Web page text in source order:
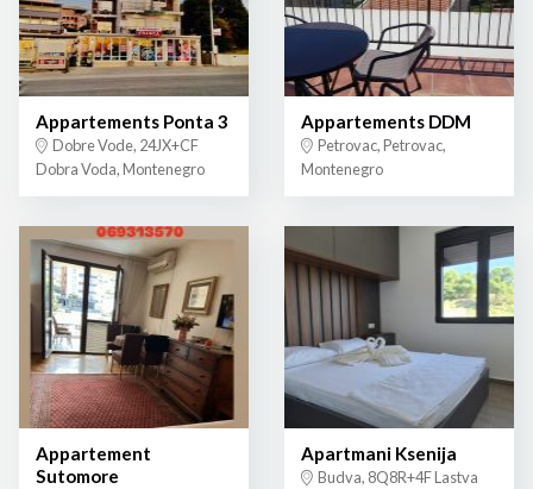
Appartements Ponta 3
Dobre Vode, 24JX+CF
Dobra Voda, Montenegro
Appartements DDM
Petrovac, Petrovac,
Montenegro
Appartement
Sutomore
Apartmani Ksenija
Budva, 8Q8R+4F Lastva